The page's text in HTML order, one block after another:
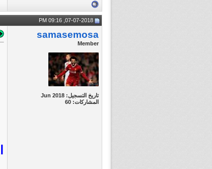
samasemosa
Member
تاريخ التسجيل: Jun 2018
المشاركات: 60